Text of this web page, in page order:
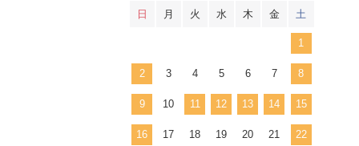
日 月 火 水 木 金 土
1
2 3 4 5 6 7 8
9 10 11 12 13 14 15
16 17 18 19 20 21 22